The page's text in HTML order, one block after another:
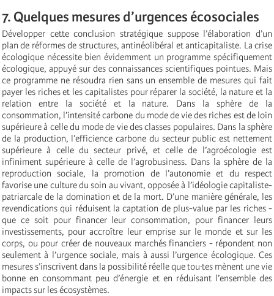
7. Quelques mesures d’urgences écosociales
Développer cette conclusion stratégique suppose l’élaboration d’un
plan de réformes de structures, antinéolibéral et anticapitaliste. La crise
écologique nécessite bien évidemment un programme spécifiquement
écologique, appuyé sur des connaissances scientifiques pointues. Mais
ce programme ne résoudra rien sans un ensemble de mesures qui fait
payer les riches et les capitalistes pour réparer la société, la nature et la
relation entre la société et la nature. Dans la sphère de la
consommation, l’intensité carbone du mode de vie des riches est de loin
supérieure à celle du mode de vie des classes populaires. Dans la sphère
de la production, l’efficience carbone du secteur public est nettement
supérieure à celle du secteur privé, et celle de l’agroécologie est
infiniment supérieure à celle de l’agrobusiness. Dans la sphère de la
reproduction sociale, la promotion de l’autonomie et du respect
favorise une culture du soin au vivant, opposée à l’idéologie capitaliste-
patriarcale de la domination et de la mort. D’une manière générale, les
revendications qui réduisent la captation de plus-value par les riches -
que ce soit pour financer leur consommation, pour financer leurs
investissements, pour accroître leur emprise sur le monde et sur les
corps, ou pour créer de nouveaux marchés financiers - répondent non
seulement à l’urgence sociale, mais à aussi l’urgence écologique. Ces
mesures s’inscrivent dans la possibilité réelle que tou·tes mènent une vie
bonne en consommant peu d’énergie et en réduisant l’ensemble des
impacts sur les écosystèmes.